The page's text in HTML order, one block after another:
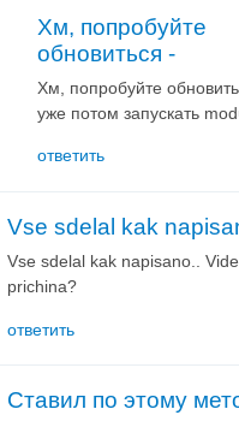
Хм, попробуйте
обновиться -
Хм, попробуйте
уже потом запускать
ответить
Vse sdelal kak
Vse sdelal kak napisano..
prichina?
ответить
Ставил по этому